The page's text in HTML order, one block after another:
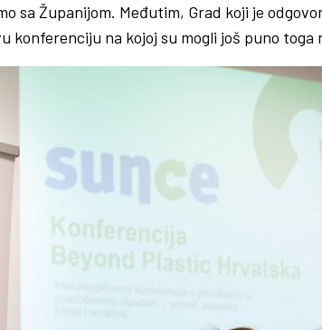
sa Županijom. Međutim, Grad koji je
konferenciju na kojoj su mogli još puno toga